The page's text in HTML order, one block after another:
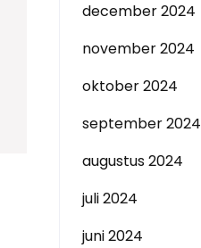
december 2024
november 2024
oktober 2024
september 2024
augustus 2024
juli 2024
juni 2024